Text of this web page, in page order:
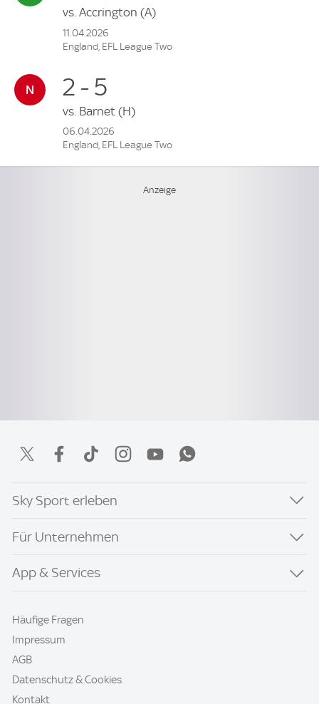
vs. Accrington (A)
11.04.2026
England, EFL League Two
2 - 5
vs. Barnet (H)
06.04.2026
England, EFL League Two
Sky Sport erleben
Für Unternehmen
App & Services
Häufige Fragen
Impressum
AGB
Datenschutz & Cookies
Kontakt